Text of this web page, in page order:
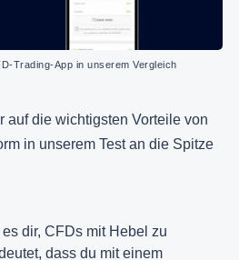
Trading-App in unserem Vergleich
auf die wichtigsten Vorteile von
in unserem Test an die Spitze
dir, CFDs mit Hebel zu
dass du mit einem